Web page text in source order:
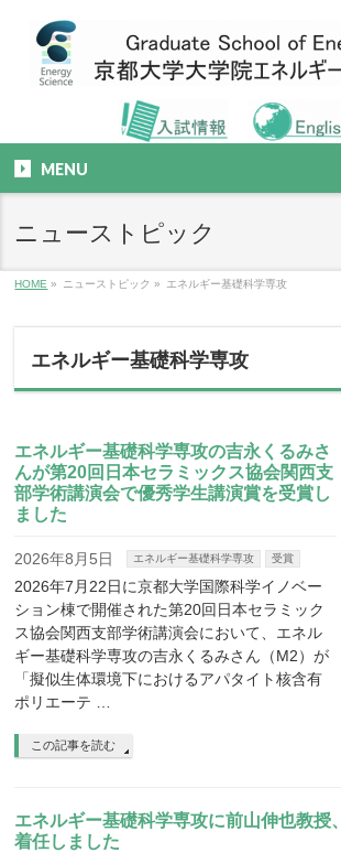
MENU
ニューストピック
HOME » ニューストピック » エネルギー基礎科学専攻
エネルギー基礎科学専攻
エネルギー基礎科学専攻の吉永くるみさ
んが第20回日本セラミックス協会関西支
部学術講演会で優秀学生講演賞を受賞し
ました
2026年8月5日 エネルギー基礎科学専攻 受賞
2026年7月22日に京都大学国際科学イノベー
ション棟で開催された第20回日本セラミック
ス協会関西支部学術講演会において、エネル
ギー基礎科学専攻の吉永くるみさん（M2）が
「擬似生体環境下におけるアパタイト核含有
ポリエーテ …
この記事を読む
エネルギー基礎科学専攻に前山伸也教授
着任しました